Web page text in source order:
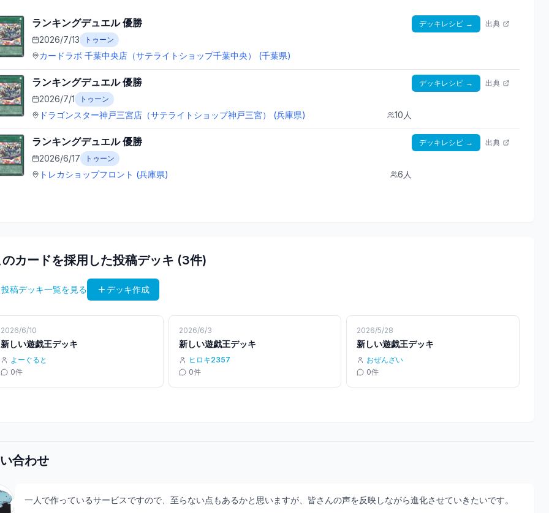
ランキングデュエル 優勝
2026/7/13 トゥーン
カードラボ 千葉中央店（サテライトショップ千葉中央） (千葉県)
デッキレシピ → 出典
ランキングデュエル 優勝
2026/7/1 トゥーン
ドラゴンスター神戸三宮店（サテライトショップ神戸三宮） (兵庫県) 10 人
デッキレシピ → 出典
ランキングデュエル 優勝
2026/6/17 トゥーン
トレカショップフロント (兵庫県) 6 人
デッキレシピ → 出典
カードを採用した投稿デッキ (3件)
稿デッキ一覧を見る デッキ作成
2026/6/10
新しい遊戯王デッキ
よーぐると
0件
2026/6/3
新しい遊戯王デッキ
ヒロキ2357
0件
2026/5/28
新しい遊戯王デッキ
おぜんざい
0件
合わせ
一人で作っているサービスですので、至らない点もあるかと思いますが、皆さんの声を反映しながら進化させていきたいです。